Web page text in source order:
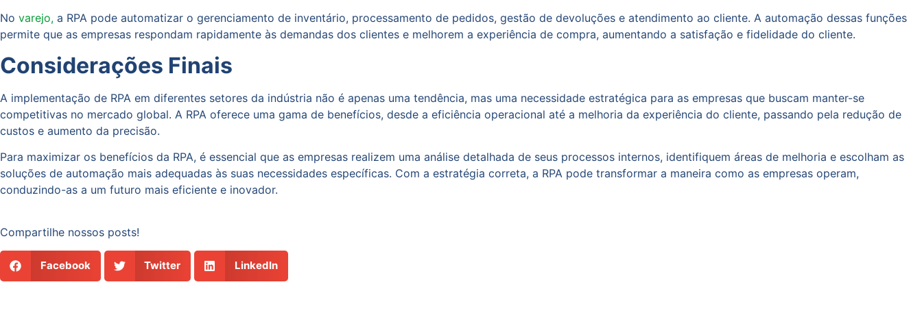
No varejo, a RPA pode automatizar o gerenciamento de inventário, processamento de pedidos, gestão de devoluções e atendimento ao cliente. A automação dessas funções
permite que as empresas respondam rapidamente às demandas dos clientes e melhorem a experiência de compra, aumentando a satisfação e fidelidade do cliente.
Considerações Finais
A implementação de RPA em diferentes setores da indústria não é apenas uma tendência, mas uma necessidade estratégica para as empresas que buscam manter-se
competitivas no mercado global. A RPA oferece uma gama de benefícios, desde a eficiência operacional até a melhoria da experiência do cliente, passando pela redução de
custos e aumento da precisão.
Para maximizar os benefícios da RPA, é essencial que as empresas realizem uma análise detalhada de seus processos internos, identifiquem áreas de melhoria e escolham as
soluções de automação mais adequadas às suas necessidades específicas. Com a estratégia correta, a RPA pode transformar a maneira como as empresas operam,
conduzindo-as a um futuro mais eficiente e inovador.
Compartilhe nossos posts!
Facebook Twitter LinkedIn